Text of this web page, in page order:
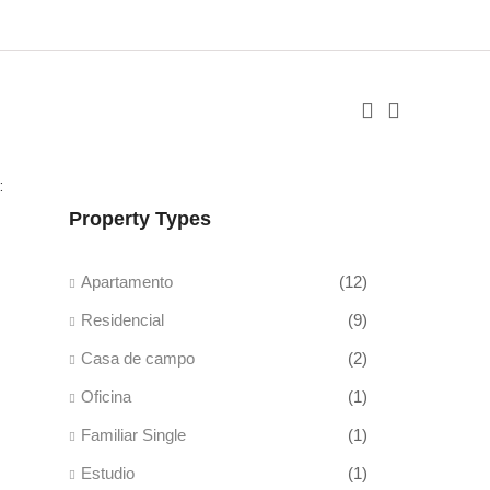
Property Types
Apartamento (12)
Residencial (9)
Casa de campo (2)
Oficina (1)
Familiar Single (1)
Estudio (1)